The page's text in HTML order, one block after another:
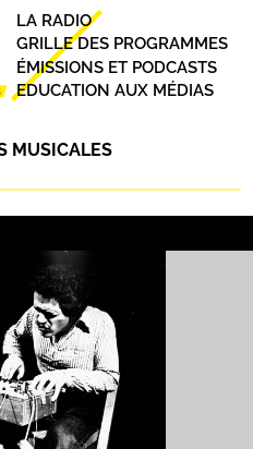
MUSICALES
Principal
LA RADIO
GRILLE DES PROGRAMMES
ÉMISSIONS ET PODCASTS
EDUCATION AUX MÉDIAS